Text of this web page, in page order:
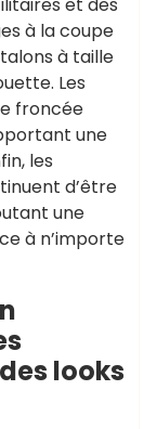
à la coupe
à taille
Les
froncée
une
les
d’être
une
à n’importe
looks